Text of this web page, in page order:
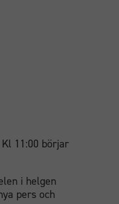
11:00 börjar
i helgen
pers och